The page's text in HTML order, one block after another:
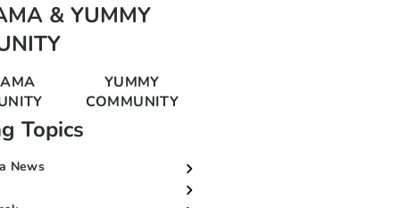
& YUMMY
YUMMY
COMMUNITY
Topics
News